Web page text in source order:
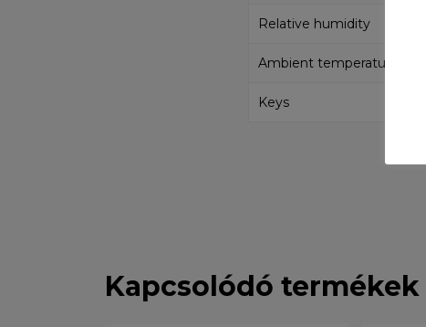
Relative humidity
Ambient temperatures
Keys
Kapcsolódó termékek